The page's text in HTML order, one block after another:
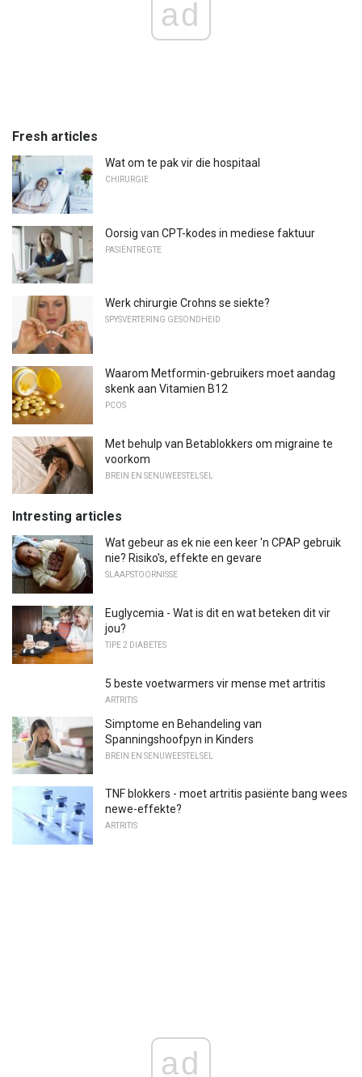
ad
Fresh articles
Wat om te pak vir die hospitaal
CHIRURGIE
Oorsig van CPT-kodes in mediese faktuur
PASIËNTREGTE
Werk chirurgie Crohns se siekte?
SPYSVERTERING GESONDHEID
Waarom Metformin-gebruikers moet aandag
skenk aan Vitamien B12
PCOS
Met behulp van Betablokkers om migraine te
voorkom
BREIN EN SENUWEESTELSEL
Intresting articles
Wat gebeur as ek nie een keer 'n CPAP gebruik
nie? Risiko's, effekte en gevare
SLAAPSTOORNISSE
Euglycemia - Wat is dit en wat beteken dit vir
jou?
TIPE 2 DIABETES
5 beste voetwarmers vir mense met artritis
ARTRITIS
Simptome en Behandeling van
Spanningshoofpyn in Kinders
BREIN EN SENUWEESTELSEL
TNF blokkers - moet artritis pasiënte bang wees
newe-effekte?
ARTRITIS
ad